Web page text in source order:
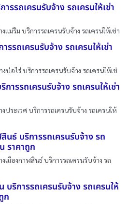
รรถเครนรับจ้าง รถเครนให้เช่า
แม่ริม บริการรถเครนรับจ้าง รถเครนให้เช่า
รรถเครนรับจ้าง รถเครนให้เช่า
บ่อไร่ บริการรถเครนรับจ้าง รถเครนให้เช่
การรถเครนรับจ้าง รถเครนให้เช่า
ประเวศ บริการรถเครนรับจ้าง รถเครนให้
นธ์ บริการรถเครนรับจ้าง รถ
ราคาถูก
เมืองกาฬสินธ์ บริการรถเครนรับจ้าง รถ
ริการรถเครนรับจ้าง รถเครนให้
ก